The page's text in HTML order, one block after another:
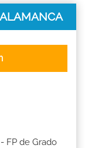
FP de Grado